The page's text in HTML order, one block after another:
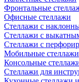
Фронтальные
Офисные стеллажи
Стеллажи с
Стеллажи с
Стеллажи с
Мобильные стеллажи
Консольные
Стеллажи для